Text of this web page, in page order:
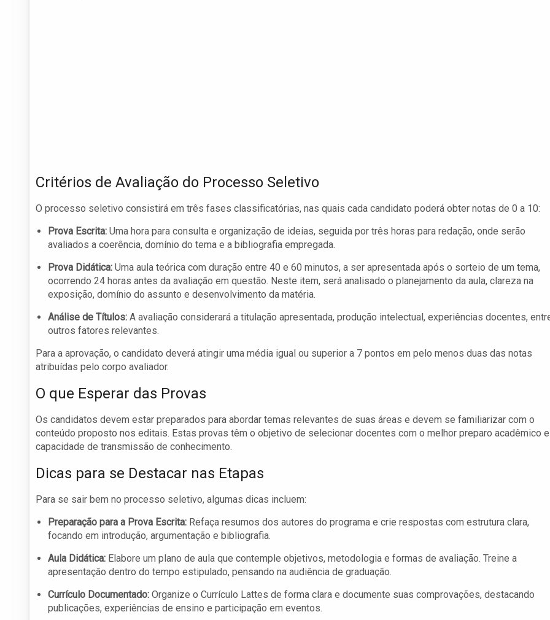
Critérios de Avaliação do Processo Seletivo
O processo seletivo consistirá em três fases classificatórias, nas quais cada candidato poderá obter notas de 0 a 10:
Prova Escrita: Uma hora para consulta e organização de ideias, seguida por três horas para redação, onde serão
avaliados a coerência, domínio do tema e a bibliografia empregada.
Prova Didática: Uma aula teórica com duração entre 40 e 60 minutos, a ser apresentada após o sorteio de um tema,
ocorrendo 24 horas antes da avaliação em questão. Neste item, será analisado o planejamento da aula, clareza na
exposição, domínio do assunto e desenvolvimento da matéria.
Análise de Títulos: A avaliação considerará a titulação apresentada, produção intelectual, experiências docentes,
outros fatores relevantes.
Para a aprovação, o candidato deverá atingir uma média igual ou superior a 7 pontos em pelo menos duas das notas
atribuídas pelo corpo avaliador.
O que Esperar das Provas
Os candidatos devem estar preparados para abordar temas relevantes de suas áreas e devem se familiarizar com o
conteúdo proposto nos editais. Estas provas têm o objetivo de selecionar docentes com o melhor preparo acadêmico e
capacidade de transmissão de conhecimento.
Dicas para se Destacar nas Etapas
Para se sair bem no processo seletivo, algumas dicas incluem:
Preparação para a Prova Escrita: Refaça resumos dos autores do programa e crie respostas com estrutura clara,
focando em introdução, argumentação e bibliografia.
Aula Didática: Elabore um plano de aula que contemple objetivos, metodologia e formas de avaliação. Treine a
apresentação dentro do tempo estipulado, pensando na audiência de graduação.
Currículo Documentado: Organize o Currículo Lattes de forma clara e documente suas comprovações, destacando
publicações, experiências de ensino e participação em eventos.